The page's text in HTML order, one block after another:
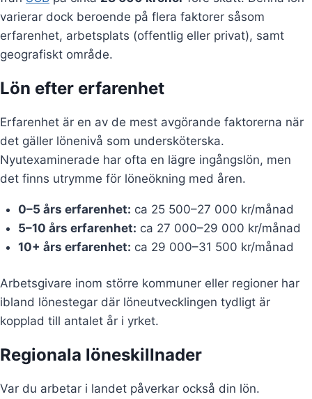
varierar dock beroende på flera faktorer såsom
erfarenhet, arbetsplats (offentlig eller privat), samt
geografiskt område.
Lön efter erfarenhet
Erfarenhet är en av de mest avgörande faktorerna när
det gäller lönenivå som undersköterska.
Nyutexaminerade har ofta en lägre ingångslön, men
det finns utrymme för löneökning med åren.
0–5 års erfarenhet: ca 25 500–27 000 kr/månad
5–10 års erfarenhet: ca 27 000–29 000 kr/månad
10+ års erfarenhet: ca 29 000–31 500 kr/månad
Arbetsgivare inom större kommuner eller regioner har
ibland lönestegar där löneutvecklingen tydligt är
kopplad till antalet år i yrket.
Regionala löneskillnader
Var du arbetar i landet påverkar också din lön.